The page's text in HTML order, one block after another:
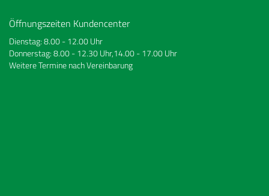
Öffnungszeiten Kundencenter
Dienstag: 8.00 - 12.00 Uhr
Donnerstag: 8.00 - 12.30 Uhr,14.00 - 17.00 Uhr
Weitere Termine nach Vereinbarung